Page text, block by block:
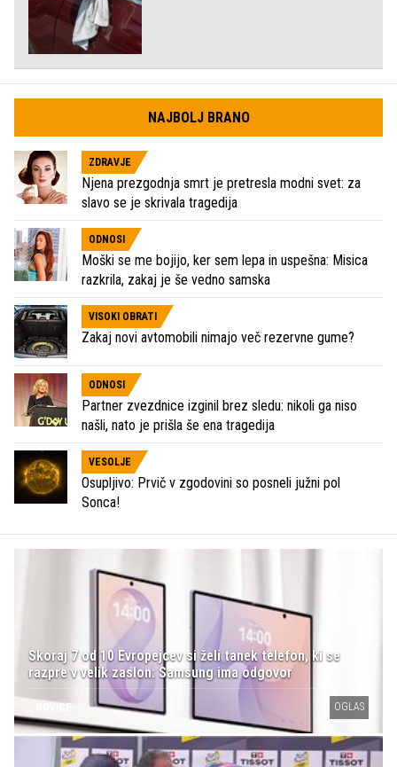
NAJBOLJ BRANO
ZDRAVJE
Njena prezgodnja smrt je pretresla modni svet: za
slavo se je skrivala tragedija
ODNOSI
Moški se me bojijo, ker sem lepa in uspešna: Misica
razkrila, zakaj je še vedno samska
VISOKI OBRATI
Zakaj novi avtomobili nimajo več rezervne gume?
ODNOSI
Partner zvezdnice izginil brez sledu: nikoli ga niso
našli, nato je prišla še ena tragedija
VESOLJE
Osupljivo: Prvič v zgodovini so posneli južni pol
Sonca!
Skoraj 7 od 10 Evropejcev si želi tanek telefon, ki se
razpre v velik zaslon: Samsung ima odgovor
OGLAS